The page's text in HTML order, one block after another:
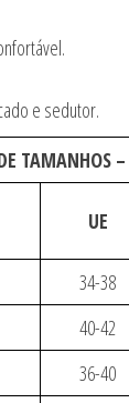
e sedutor.
TAMANHOS –
UE
34-38
40-42
36-40